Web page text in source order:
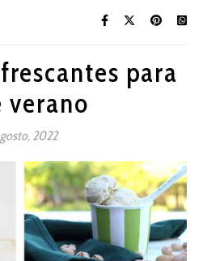
para
verano
2022